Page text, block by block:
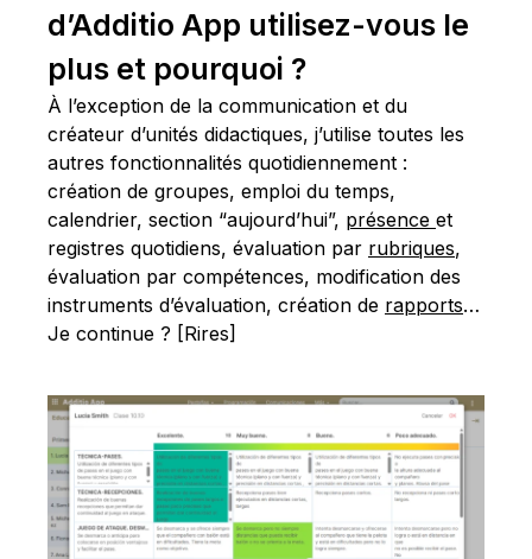
d’Additio App utilisez-vous le
plus et pourquoi ?
À l’exception de la communication et du
créateur d’unités didactiques, j’utilise toutes les
autres fonctionnalités quotidiennement :
création de groupes, emploi du temps,
calendrier, section “aujourd’hui”, présence et
registres quotidiens, évaluation par rubriques,
évaluation par compétences, modification des
instruments d’évaluation, création de rapports…
Je continue ? [Rires]